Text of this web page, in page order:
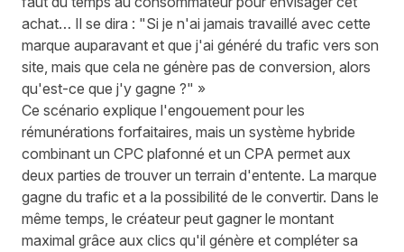
achat… Il se dira : "Si je n'ai jamais travaillé avec cette
marque auparavant et que j'ai généré du trafic vers son
site, mais que cela ne génère pas de conversion, alors
qu'est-ce que j'y gagne ?" »
Ce scénario explique l'engouement pour les
rémunérations forfaitaires, mais un système hybride
combinant un CPC plafonné et un CPA permet aux
deux parties de trouver un terrain d'entente. La marque
gagne du trafic et a la possibilité de le convertir. Dans le
même temps, le créateur peut gagner le montant
maximal grâce aux clics qu'il génère et compléter sa